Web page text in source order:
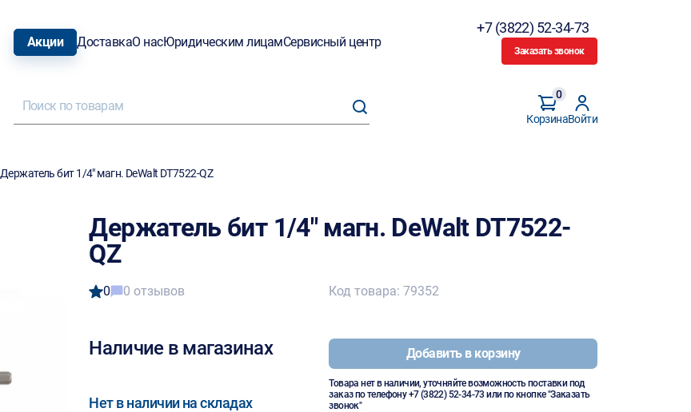
Акции ДоставкаО насЮридическим лицамСервисный центр
+7 (3822) 52-34-73
Заказать звонок
Корзина
0
Войти
Держатель бит 1/4" магн. DeWalt DT7522-QZ
Держатель бит 1/4" магн. DeWalt DT7522-
QZ
0 0 отзывов
Наличие в магазинах
Нет в наличии на складах
Код товара: 79352
Добавить в корзину
Товара нет в наличии, уточняйте возможность поставки под
заказ по телефону+7 (3822) 52-34-73 или по кнопке "Заказать
звонок"